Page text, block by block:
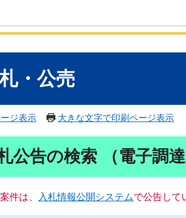
・公売
ジ表示 大きな文字で印刷ページ表示
公告の検索 （電子調達
件は、 入札情報公開システムで公告して